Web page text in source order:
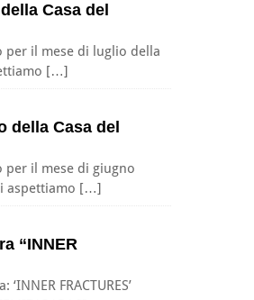
Casa del
per il mese di luglio della
[…]
della Casa del
per il mese di giugno
aspettiamo […]
“INNER
FRACTURES’